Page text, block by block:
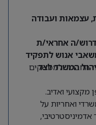
עצמאות ועבודה
ה אחראי/ת
אנוש לתפקיד
המשרד לצד
החברה ולממשקים
מקצועי ואדיב.
ואחריות על